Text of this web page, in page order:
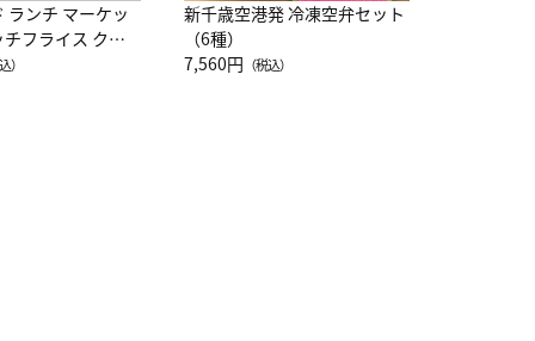
ランチ マーケッ
フライス クル
半袖Ｔシャツ
）
新千歳空港発 冷凍空弁セット
（6種）
7,560円 （税込）